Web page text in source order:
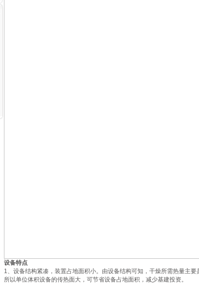
设备特点
1、设备结构紧凑，装置占地面积小。由设备结构可知，干燥所需热量主
所以单位体积设备的传热面大，可节省设备占地面积，减少基建投资。